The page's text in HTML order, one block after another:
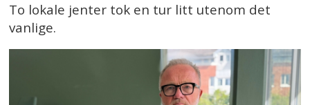
To lokale jenter tok en tur litt utenom det
vanlige.